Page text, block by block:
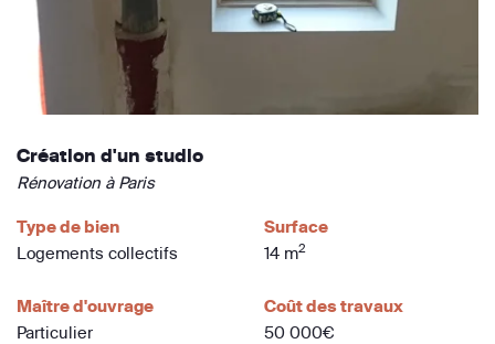
Création d'un studio
Rénovation à Paris
Type de bien
Logements collectifs
Surface
14 m2
Maître d'ouvrage
Particulier
Coût des travaux
50 000€